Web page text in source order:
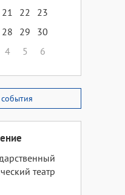
21 22
23
28 29
30
4 5 6
театр